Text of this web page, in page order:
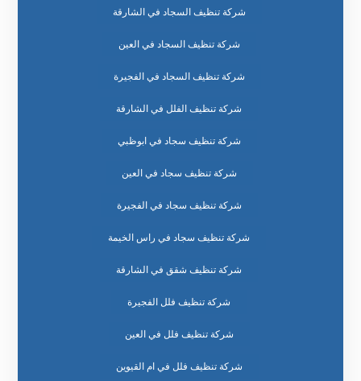
شركة تنظيف السجاد في الشارقة
شركة تنظيف السجاد في العين
شركة تنظيف السجاد في الفجيرة
شركة تنظيف الفلل في الشارقة
شركة تنظيف سجاد في ابوظبي
شركة تنظيف سجاد في العين
شركة تنظيف سجاد في الفجيرة
شركة تنظيف سجاد في راس الخيمة
شركة تنظيف شقق في الشارقة
شركة تنظيف فلل الفجيرة
شركة تنظيف فلل في العين
شركة تنظيف فلل في ام القيوين